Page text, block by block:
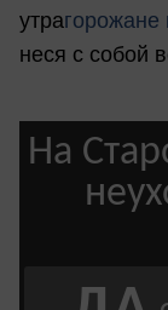
утра
неся с собой